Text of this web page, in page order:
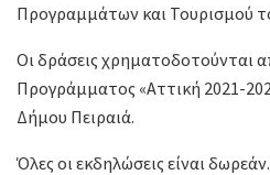
Προγραμμάτων και Τουρισμού
Οι δράσεις χρηματοδοτούνται
Προγράμματος «Αττική 2021-
Δήμου Πειραιά.
Όλες οι εκδηλώσεις είναι δωρεάν.